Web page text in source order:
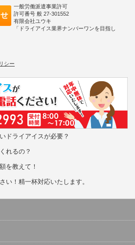
一般労働派遣事業許可
許可番号 般 27-301552
有限会社ユウキ
「ドライアイス業界ナンバーワンを目指し
シー
ドライアイスが必要？
れるの？
を教えて！
い！精一杯対応いたします。